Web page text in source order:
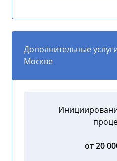
Дополнительные
Москве
от 20